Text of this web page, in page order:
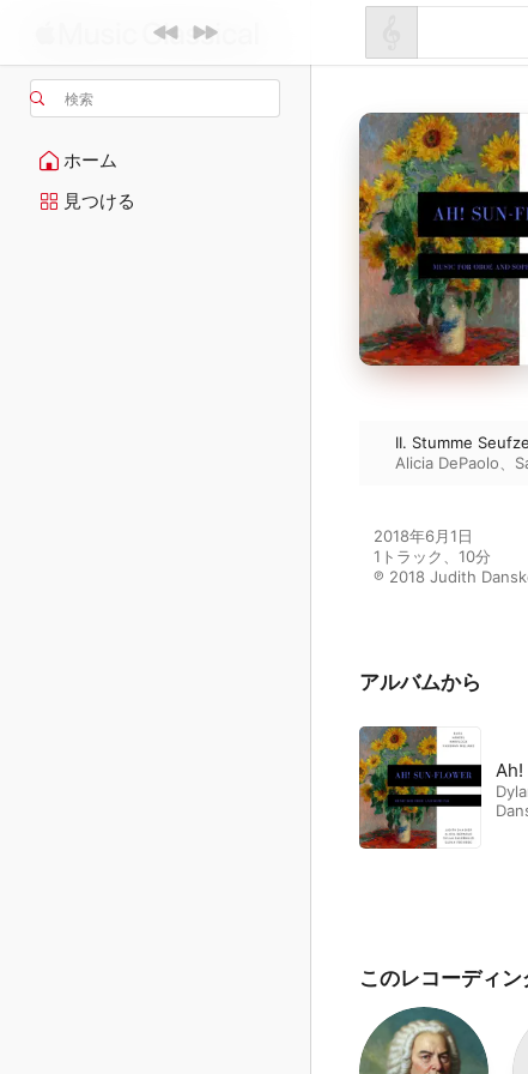
検索
ホーム
見つける
II. Stumme
Alicia DePaolo
2018年6月1日
1トラック、10分
℗ 2018 Judith
アルバムから
このレコーディ